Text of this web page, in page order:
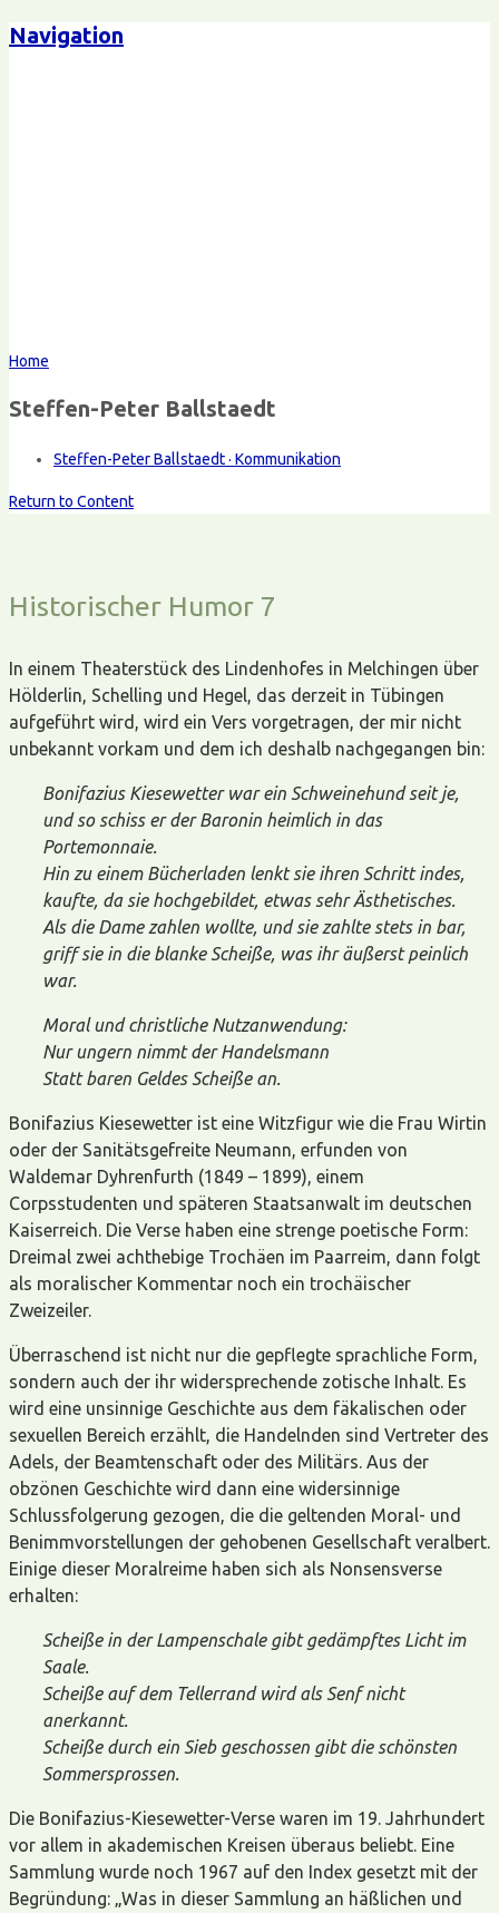
Navigation
Home
Steffen-Peter Ballstaedt
Steffen-Peter Ballstaedt · Kommunikation
Return to Content
Historischer Humor 7
In einem Theaterstück des Lindenhofes in Melchingen über
Hölderlin, Schelling und Hegel, das derzeit in Tübingen
aufgeführt wird, wird ein Vers vorgetragen, der mir nicht
unbekannt vorkam und dem ich deshalb nachgegangen bin:
Bonifazius Kiesewetter war ein Schweinehund seit je,
und so schiss er der Baronin heimlich in das
Portemonnaie.
Hin zu einem Bücherladen lenkt sie ihren Schritt indes,
kaufte, da sie hochgebildet, etwas sehr Ästhetisches.
Als die Dame zahlen wollte, und sie zahlte stets in bar,
griff sie in die blanke Scheiße, was ihr äußerst peinlich
war.
Moral und christliche Nutzanwendung:
Nur ungern nimmt der Handelsmann
Statt baren Geldes Scheiße an.
Bonifazius Kiesewetter ist eine Witzfigur wie die Frau Wirtin
oder der Sanitätsgefreite Neumann, erfunden von
Waldemar Dyhrenfurth (1849 – 1899), einem
Corpsstudenten und späteren Staatsanwalt im deutschen
Kaiserreich. Die Verse haben eine strenge poetische Form:
Dreimal zwei achthebige Trochäen im Paarreim, dann folgt
als moralischer Kommentar noch ein trochäischer
Zweizeiler.
Überraschend ist nicht nur die gepflegte sprachliche Form,
sondern auch der ihr widersprechende zotische Inhalt. Es
wird eine unsinnige Geschichte aus dem fäkalischen oder
sexuellen Bereich erzählt, die Handelnden sind Vertreter des
Adels, der Beamtenschaft oder des Militärs. Aus der
obzönen Geschichte wird dann eine widersinnige
Schlussfolgerung gezogen, die die geltenden Moral- und
Benimmvorstellungen der gehobenen Gesellschaft veralbert.
Einige dieser Moralreime haben sich als Nonsensverse
erhalten:
Scheiße in der Lampenschale gibt gedämpftes Licht im
Saale.
Scheiße auf dem Tellerrand wird als Senf nicht
anerkannt.
Scheiße durch ein Sieb geschossen gibt die schönsten
Sommersprossen.
Die Bonifazius-Kiesewetter-Verse waren im 19. Jahrhundert
vor allem in akademischen Kreisen überaus beliebt. Eine
Sammlung wurde noch 1967 auf den Index gesetzt mit der
Begründung: „Was in dieser Sammlung an häßlichen und